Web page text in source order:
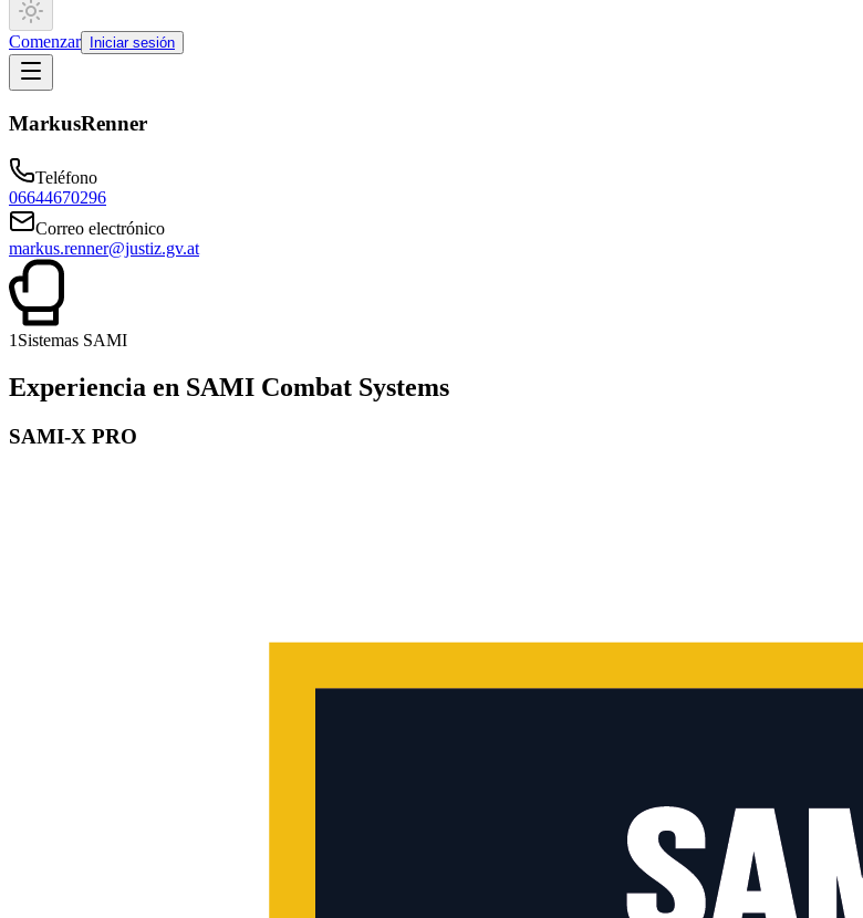
Comenzar Iniciar sesión
MarkusRenner
Teléfono
06644670296
Correo electrónico
markus.renner@justiz.gv.at
1 Sistemas SAMI
Experiencia en SAMI Combat Systems
SAMI-X PRO